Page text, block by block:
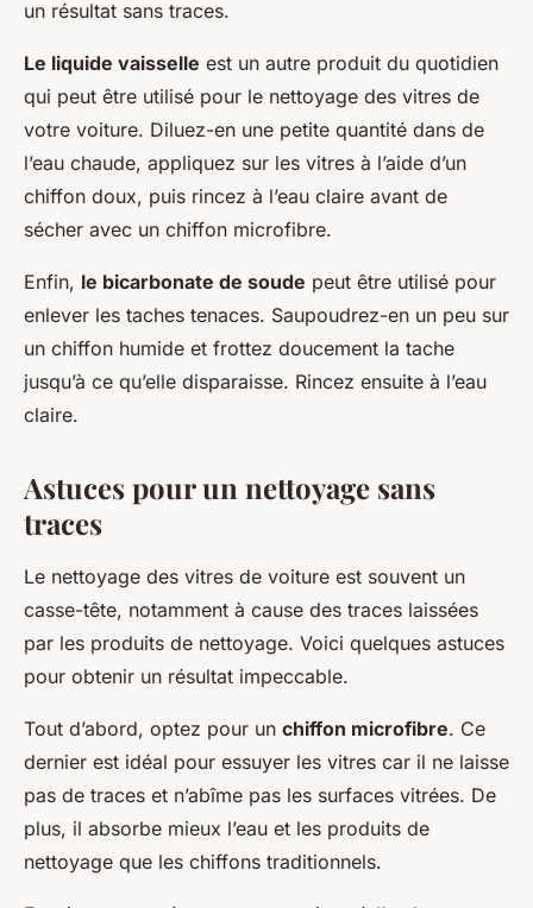
un résultat sans traces.
Le liquide vaisselle est un autre produit du quotidien
qui peut être utilisé pour le nettoyage des vitres de
votre voiture. Diluez-en une petite quantité dans de
l’eau chaude, appliquez sur les vitres à l’aide d’un
chiffon doux, puis rincez à l’eau claire avant de
sécher avec un chiffon microfibre.
Enfin, le bicarbonate de soude peut être utilisé pour
enlever les taches tenaces. Saupoudrez-en un peu sur
un chiffon humide et frottez doucement la tache
jusqu’à ce qu’elle disparaisse. Rincez ensuite à l’eau
claire.
Astuces pour un nettoyage sans
traces
Le nettoyage des vitres de voiture est souvent un
casse-tête, notamment à cause des traces laissées
par les produits de nettoyage. Voici quelques astuces
pour obtenir un résultat impeccable.
Tout d’abord, optez pour un chiffon microfibre. Ce
dernier est idéal pour essuyer les vitres car il ne laisse
pas de traces et n’abîme pas les surfaces vitrées. De
plus, il absorbe mieux l’eau et les produits de
nettoyage que les chiffons traditionnels.